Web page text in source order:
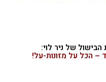
הבישול של ניר לוי:
– הכל על מזונות-על!